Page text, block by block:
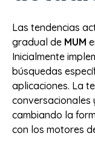
Las tendencias
gradual de MUM
Inicialmente
búsquedas
aplicaciones. La
conversacionales
cambiando la
con los motores